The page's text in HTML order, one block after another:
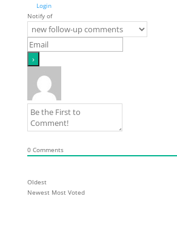
Login
Notify of
0Comments
Oldest
Newest Most Voted